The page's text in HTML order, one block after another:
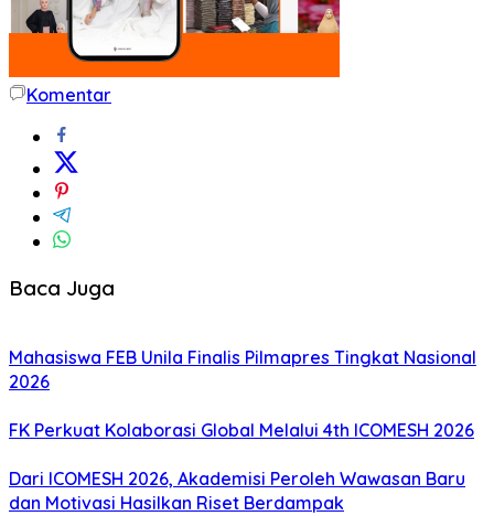
Komentar
Baca Juga
Mahasiswa FEB Unila Finalis Pilmapres Tingkat Nasional
2026
FK Perkuat Kolaborasi Global Melalui 4th ICOMESH 2026
Dari ICOMESH 2026, Akademisi Peroleh Wawasan Baru
dan Motivasi Hasilkan Riset Berdampak